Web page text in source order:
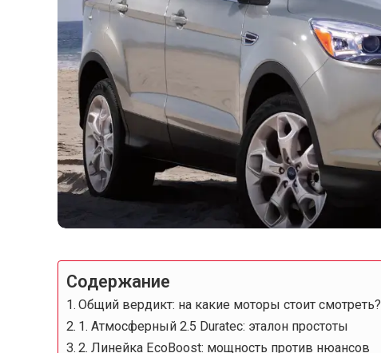
Содержание
Общий вердикт: на какие моторы стоит смотреть?
1. Атмосферный 2.5 Duratec: эталон простоты
2. Линейка EcoBoost: мощность против нюансов